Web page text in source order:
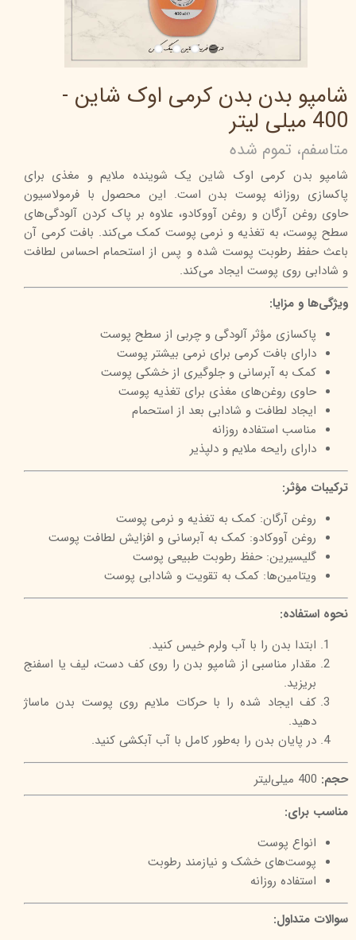
شامپو بدن بدن کرمی اوک شاین -
400 میلی لیتر
متاسفم، تموم شده
شامپو بدن کرمی اوک شاین یک شوینده ملایم و مغذی برای
پاکسازی روزانه پوست بدن است. این محصول با فرمولاسیون
حاوی روغن آرگان و روغن آووکادو، علاوه بر پاک کردن آلودگی‌های
سطح پوست، به تغذیه و نرمی پوست کمک می‌کند. بافت کرمی آن
باعث حفظ رطوبت پوست شده و پس از استحمام احساس لطافت
و شادابی روی پوست ایجاد می‌کند.
ویژگی‌ها و مزایا:
پاکسازی مؤثر آلودگی و چربی از سطح پوست
دارای بافت کرمی برای نرمی بیشتر پوست
کمک به آبرسانی و جلوگیری از خشکی پوست
حاوی روغن‌های مغذی برای تغذیه پوست
ایجاد لطافت و شادابی بعد از استحمام
مناسب استفاده روزانه
دارای رایحه ملایم و دلپذیر
ترکیبات مؤثر:
روغن آرگان: کمک به تغذیه و نرمی پوست
روغن آووکادو: کمک به آبرسانی و افزایش لطافت پوست
گلیسیرین: حفظ رطوبت طبیعی پوست
ویتامین‌ها: کمک به تقویت و شادابی پوست
نحوه استفاده:
ابتدا بدن را با آب ولرم خیس کنید.
مقدار مناسبی از شامپو بدن را روی کف دست، لیف یا اسفنج
بریزید.
کف ایجاد شده را با حرکات ملایم روی پوست بدن ماساژ
دهید.
در پایان بدن را به‌طور کامل با آب آبکشی کنید.
حجم:
مناسب برای:
انواع پوست
پوست‌های خشک و نیازمند رطوبت
استفاده روزانه
سوالات متداول: